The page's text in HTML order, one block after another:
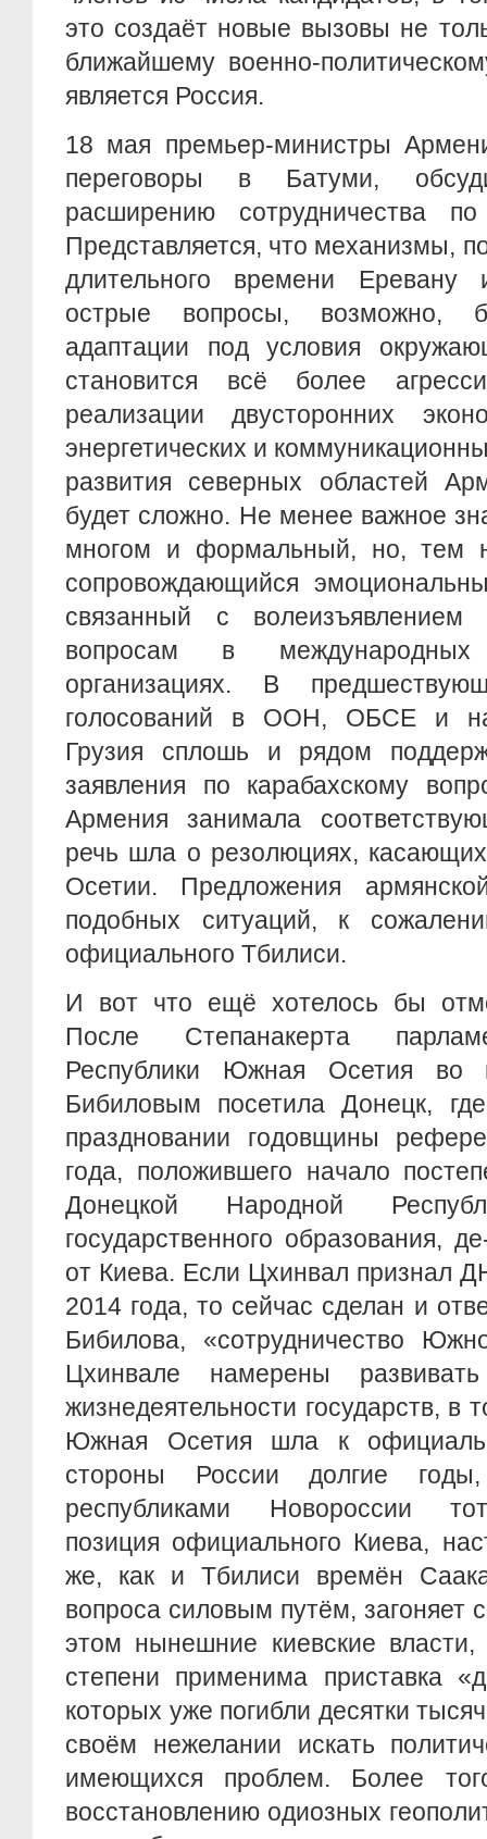
это создаёт новые вызовы не
ближайшему военно-
является Россия.
18 мая премьер-министры
переговоры в Батуми,
расширению сотрудничества
Представляется, что механизмы,
длительного времени
острые вопросы, возможно,
адаптации под условия
становится всё более
реализации двусторонних
энергетических и
развития северных областей
будет сложно. Не менее важное
многом и формальный, но, тем
сопровождающийся
связанный с
вопросам в
организациях. В
голосований в ООН, ОБСЕ и на
Грузия сплошь и рядом
заявления по карабахскому
Армения занимала
речь шла о резолюциях,
Осетии. Предложения
подобных ситуаций, к
официального Тбилиси.
И вот что ещё хотелось бы
После Степанакерта
Республики Южная Осетия во
Бибиловым посетила Донецк,
праздновании годовщины
года, положившего начало
Донецкой Народной
государственного образования,
от Киева. Если Цхинвал признал
2014 года, то сейчас сделан и
Бибилова, «сотрудничество
Цхинвале намерены
жизнедеятельности государств, в
Южная Осетия шла к
стороны России долгие
республиками Новороссии
позиция официального Киева,
же, как и Тбилиси времён
вопроса силовым путём, загоняет
этом нынешние киевские
степени применима приставка
которых уже погибли десятки
своём нежелании искать
имеющихся проблем. Более
восстановлению одиозных